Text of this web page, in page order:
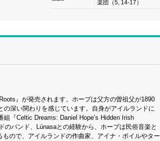
楽団（5, 14-17）
』が発売されます。ホープは父方の曽祖父が1890
深い関わりを感じています。自身がアイルランドに
『Celtic Dreams: Daniel Hope’s Hidden Irish
バンド、Lúnasaとの経験から、ホープは民俗音楽と
ので、アイルランドの作曲家、アイナ・ボイルやター